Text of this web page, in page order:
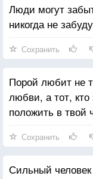
Люди могут
никогда не
Сохранить
Порой любит не
любви, а тот, кто
положить в твой
Сохранить
Сильный